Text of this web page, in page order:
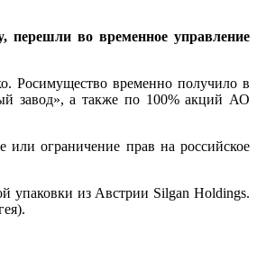
перешли во временное управление
Росимущество временно получило в
завод», а также по 100% акций АО
или ограничение прав на российское
упаковки из Австрии Silgan Holdings.